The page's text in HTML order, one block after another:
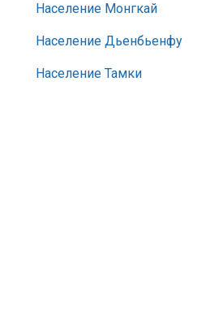
Население Монгкай
Население Дьенбьенфу
Население Тамки